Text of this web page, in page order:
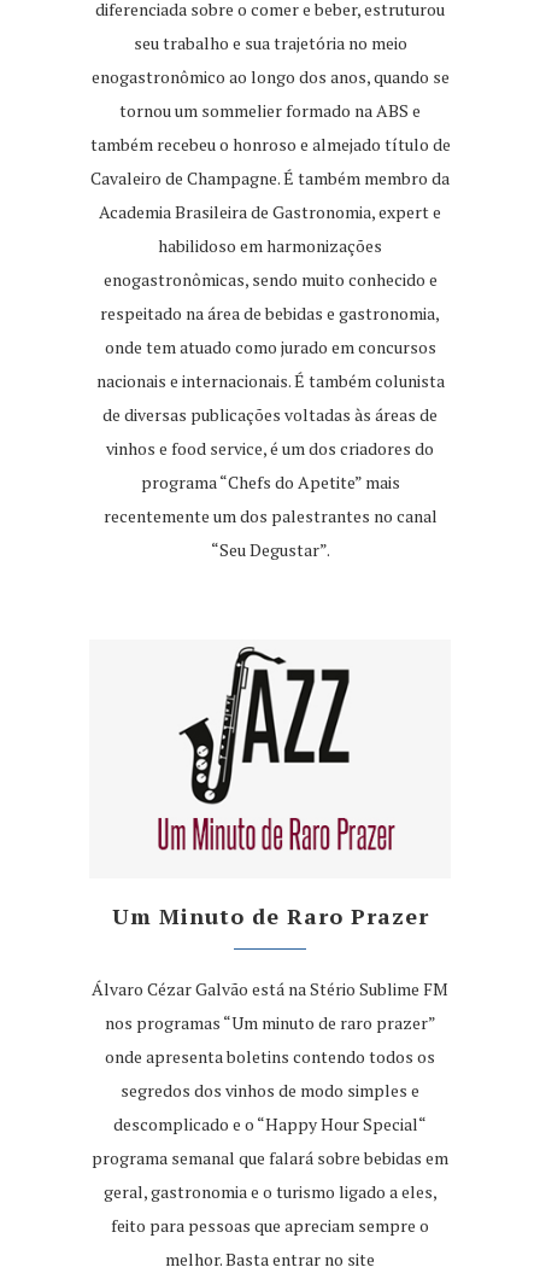
diferenciada sobre o comer e beber, estruturou
seu trabalho e sua trajetória no meio
enogastronômico ao longo dos anos, quando se
tornou um sommelier formado na ABS e
também recebeu o honroso e almejado título de
Cavaleiro de Champagne. É também membro da
Academia Brasileira de Gastronomia, expert e
habilidoso em harmonizações
enogastronômicas, sendo muito conhecido e
respeitado na área de bebidas e gastronomia,
onde tem atuado como jurado em concursos
nacionais e internacionais. É também colunista
de diversas publicações voltadas às áreas de
vinhos e food service, é um dos criadores do
programa “Chefs do Apetite” mais
recentemente um dos palestrantes no canal
“Seu Degustar”.
Um Minuto de Raro Prazer
Álvaro Cézar Galvão está na Stério Sublime FM
nos programas “Um minuto de raro prazer”
onde apresenta boletins contendo todos os
segredos dos vinhos de modo simples e
descomplicado e o “Happy Hour Special“
programa semanal que falará sobre bebidas em
geral, gastronomia e o turismo ligado a eles,
feito para pessoas que apreciam sempre o
melhor. Basta entrar no site